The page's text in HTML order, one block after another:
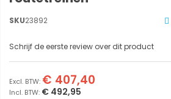
SKU23892
Schrijf de eerste review over dit product
€ 492,95
€ 407,40